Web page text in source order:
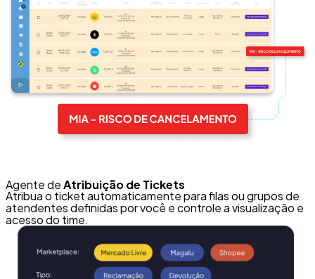
Agente deAtribuição de Tickets
Atribua o ticket automaticamente para filas ou grupos de
atendentes definidas por você e controle a visualização e
acesso do time.